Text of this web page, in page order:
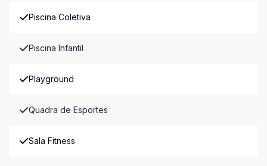
Piscina Coletiva
Piscina Infantil
Playground
Quadra de Esportes
Sala Fitness